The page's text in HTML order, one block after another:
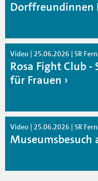
Dorffreundinnen
Video | 25.06.2026 | SR
Rosa Fight Club
für Frauen
Video | 25.06.2026 | SR
Museumsbesuch